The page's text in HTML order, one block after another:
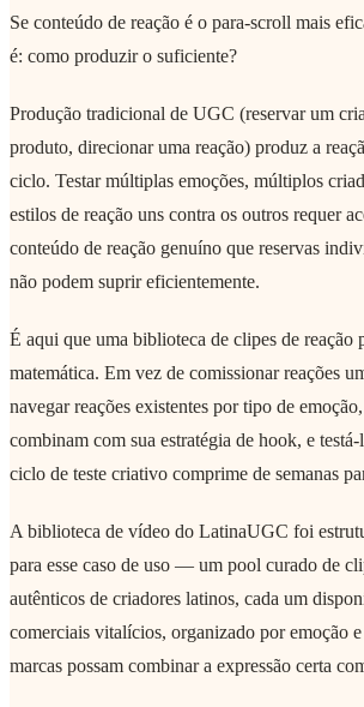
Se conteúdo de reação é o para-scroll mais
é: como produzir o suficiente?
Produção tradicional de UGC (reservar um
produto, direcionar uma reação) produz a
ciclo. Testar múltiplas emoções, múltiplos
estilos de reação uns contra os outros requer
conteúdo de reação genuíno que reservas
não podem suprir eficientemente.
É aqui que uma biblioteca de clipes de reação
matemática. Em vez de comissionar reações
navegar reações existentes por tipo de
combinam com sua estratégia de hook, e
ciclo de teste criativo comprime de semanas
A biblioteca de vídeo do LatinaUGC foi
para esse caso de uso — um pool curado de
autênticos de criadores latinos, cada um
comerciais vitalícios, organizado por emoção
marcas possam combinar a expressão certa